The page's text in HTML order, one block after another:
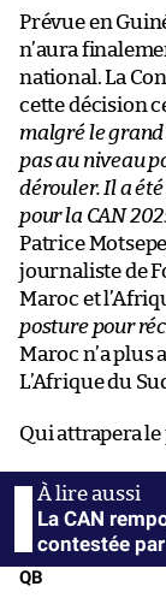
Prévue en
n’aura
national. La
cette décision
malgré le
pas au niveau
dérouler. Il a
pour la CAN
Patrice
journaliste de
Maroc et
posture pour
Maroc n’a plus
L’Afrique du
Qui attrapera le
La CAN
contestée
QB